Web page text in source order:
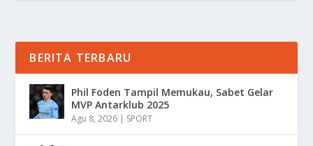
BERITA TERBARU
Phil Foden Tampil Memukau, Sabet Gelar
MVP Antarklub 2025
Agu 8, 2026 | SPORT